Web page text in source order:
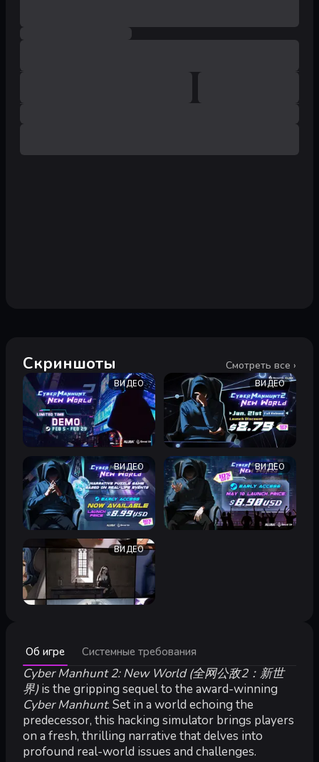
Скриншоты Смотреть все ›
ВИДЕО ВИДЕО
ВИДЕО ВИДЕО
ВИДЕО
Об игре Системные требования
Cyber Manhunt 2: New World (全网公敌2：新世
界)is the gripping sequel to the award-winning
Cyber Manhunt. Set in a world echoing the
predecessor, this hacking simulator brings players
on a fresh, thrilling narrative that delves into
profound real-world issues and challenges.
Минимальные:
Минимальные:
ОС:Windows 10
Процессор:Intel(R) Core(TM) i3-3220
Оперативная память:8 GB ОЗУ
Видеокарта:NVIDIA GeForce GT 610
DirectX:
версии 9.0c
Место на диске: 5 GB
Звуковая карта:100% DirectX 9.0c compatible sound card